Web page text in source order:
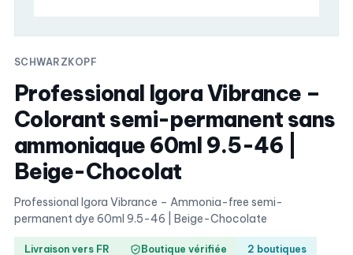
SCHWARZKOPF
Professional Igora Vibrance –
Colorant semi-permanent sans
ammoniaque 60ml 9.5-46 |
Beige-Chocolat
Professional Igora Vibrance – Ammonia-free semi-
permanent dye 60ml 9.5-46 | Beige-Chocolate
Livraison vers FR Boutique vérifiée
2 boutiques